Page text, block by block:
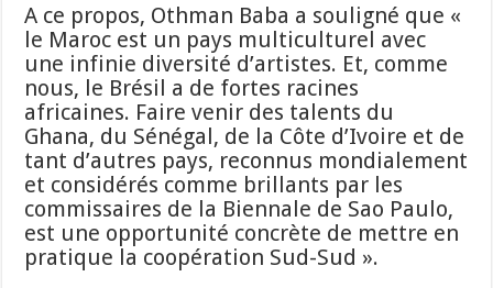
A ce propos, Othman Baba a souligné que «
le Maroc est un pays multiculturel avec
une infinie diversité d’artistes. Et, comme
nous, le Brésil a de fortes racines
africaines. Faire venir des talents du
Ghana, du Sénégal, de la Côte d’Ivoire et de
tant d’autres pays, reconnus mondialement
et considérés comme brillants par les
commissaires de la Biennale de Sao Paulo,
est une opportunité concrète de mettre en
pratique la coopération Sud-Sud ».